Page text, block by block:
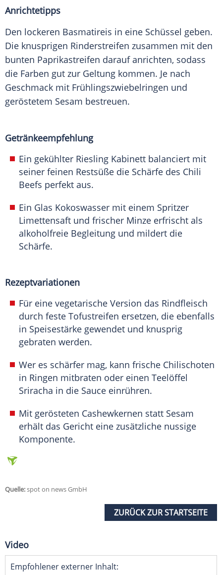
Anrichtetipps
Den lockeren Basmatireis in eine Schüssel geben.
Die knusprigen Rinderstreifen zusammen mit den
bunten Paprikastreifen darauf anrichten, sodass
die Farben gut zur Geltung kommen. Je nach
Geschmack mit Frühlingszwiebelringen und
geröstetem Sesam bestreuen.
Getränkeempfehlung
Ein gekühlter Riesling Kabinett balanciert mit
seiner feinen Restsüße die Schärfe des Chili
Beefs perfekt aus.
Ein Glas Kokoswasser mit einem Spritzer
Limettensaft und frischer Minze erfrischt als
alkoholfreie Begleitung und mildert die
Schärfe.
Rezeptvariationen
Für eine vegetarische Version das Rindfleisch
durch feste Tofustreifen ersetzen, die ebenfalls
in Speisestärke gewendet und knusprig
gebraten werden.
Wer es schärfer mag, kann frische Chilischoten
in Ringen mitbraten oder einen Teelöffel
Sriracha in die Sauce einrühren.
Mit gerösteten Cashewkernen statt Sesam
erhält das Gericht eine zusätzliche nussige
Komponente.
Quelle:spot on news GmbH
ZURÜCK ZUR STARTSEITE
Video
Empfohlener externer Inhalt: